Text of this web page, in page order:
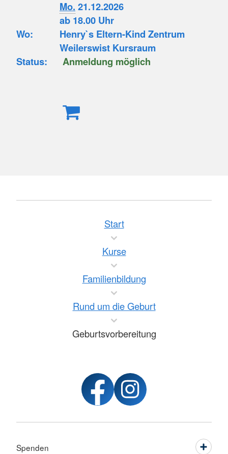
Mo. 21.12.2026
ab 18.00 Uhr
Wo:
Henry`s Eltern-Kind Zentrum
Weilerswist Kursraum
Status:
Anmeldung möglich
Start
Kurse
Familienbildung
Rund um die Geburt
Geburtsvorbereitung
Spenden